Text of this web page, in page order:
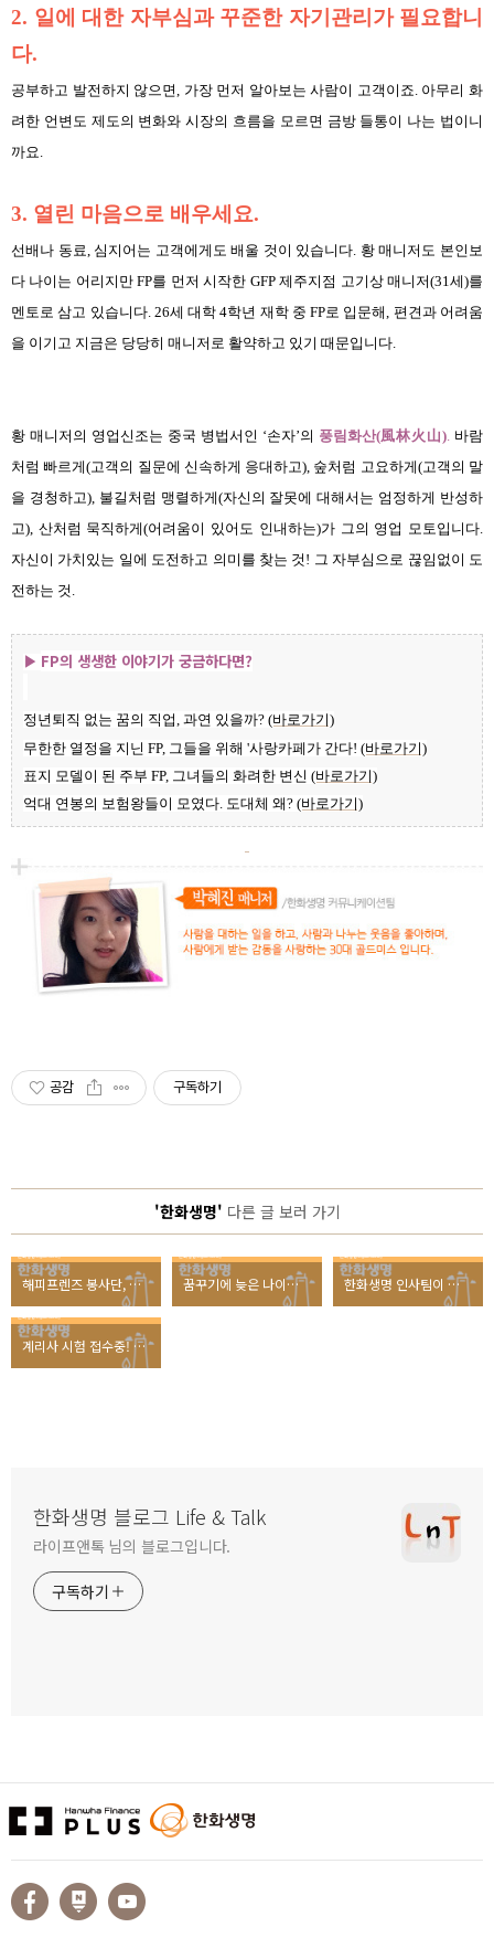
2. 일에 대한 자부심과 꾸준한 자기관리가 필요합니
다.
공부하고 발전하지 않으면, 가장 먼저 알아보는 사람이 고객이죠. 아무리 화
려한 언변도 제도의 변화와 시장의 흐름을 모르면 금방 들통이 나는 법이니
까요.
3. 열린 마음으로 배우세요.
선배나 동료, 심지어는 고객에게도 배울 것이 있습니다. 황 매니저도 본인보
다 나이는 어리지만 FP를 먼저 시작한 GFP 제주지점 고기상 매니저(31세)를
멘토로 삼고 있습니다. 26세 대학 4학년 재학 중 FP로 입문해, 편견과 어려움
을 이기고 지금은 당당히 매니저로 활약하고 있기 때문입니다.
황 매니저의 영업신조는 중국 병법서인 ‘손자’의 풍림화산(風林火山). 바람
처럼 빠르게(고객의 질문에 신속하게 응대하고), 숲처럼 고요하게(고객의 말
을 경청하고), 불길처럼 맹렬하게(자신의 잘못에 대해서는 엄정하게 반성하
고), 산처럼 묵직하게(어려움이 있어도 인내하는)가 그의 영업 모토입니다.
자신이 가치있는 일에 도전하고 의미를 찾는 것! 그 자부심으로 끊임없이 도
전하는 것.
▶ FP의 생생한 이야기가 궁금하다면?
정년퇴직 없는 꿈의 직업, 과연 있을까? (바로가기)
무한한 열정을 지닌 FP, 그들을 위해 '사랑카페가 간다! (바로가기)
표지 모델이 된 주부 FP, 그녀들의 화려한 변신 (바로가기)
억대 연봉의 보험왕들이 모였다. 도대체 왜? (바로가기)
공감 구독하기
'한화생명' 다른 글 보러 가기
해피프렌즈 봉사단, 배우 박지빈이 희망의 키로 연 것은? 꿈꾸기에 늦은 나이란 없다! 뉴스타터 3인 스토리 한화생명 인사팀이 짚어주는 '2013 상반기 면접 노하우'
계리사 시험 접수중! 회사 다니면서 계리사 합격한 비결
한화생명 블로그 Life & Talk
라이프앤톡 님의 블로그입니다.
구독하기